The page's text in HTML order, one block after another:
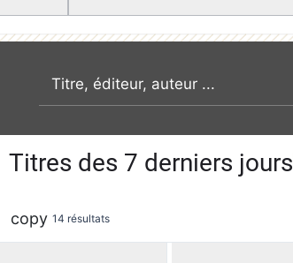
recherche par mot clé
Titres des 7 derniers jours
copy 14 résultats